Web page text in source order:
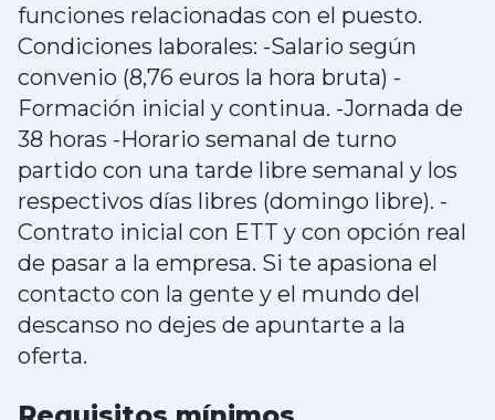
funciones relacionadas con el puesto.
Condiciones laborales: -Salario según
convenio (8,76 euros la hora bruta) -
Formación inicial y continua. -Jornada de
38 horas -Horario semanal de turno
partido con una tarde libre semanal y los
respectivos días libres (domingo libre). -
Contrato inicial con ETT y con opción real
de pasar a la empresa. Si te apasiona el
contacto con la gente y el mundo del
descanso no dejes de apuntarte a la
oferta.